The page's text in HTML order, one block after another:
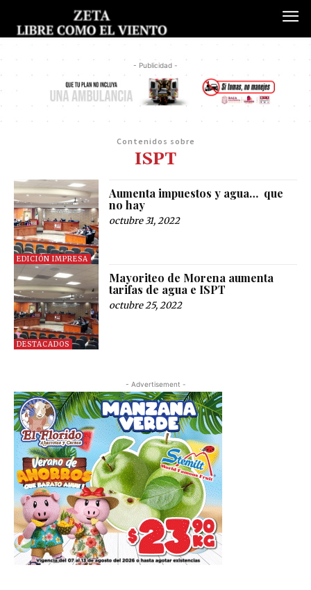
- Publicidad -
Contenidos sobre
ISPT
EDICIÓN IMPRESA
Aumenta impuestos y agua… que
no hay
octubre 31, 2022
DESTACADOS
Mayoriteo de Morena aumenta
tarifas de agua e ISPT
octubre 25, 2022
- Advertisement -